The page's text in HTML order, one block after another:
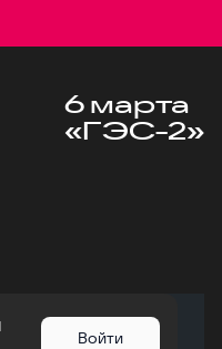
6 марта
«ГЭС-2»
Войти